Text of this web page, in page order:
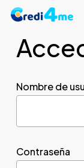
Skip
main
Nombre de
Contraseña